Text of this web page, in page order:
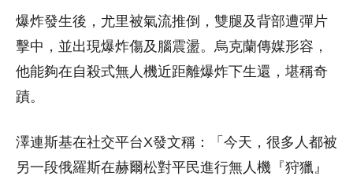
爆炸發生後，尤里被氣流推倒，雙腿及背部遭彈片
擊中，並出現爆炸傷及腦震盪。烏克蘭傳媒形容，
他能夠在自殺式無人機近距離爆炸下生還，堪稱奇
蹟。
澤連斯基在社交平台X發文稱：「今天，很多人都被
另一段俄羅斯在赫爾松對平民進行無人機『狩獵』